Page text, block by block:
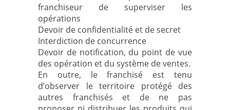
franchiseur de superviser les
opérations
Devoir de confidentialité et de secret
Interdiction de concurrence
Devoir de notification, du point de vue
des opération et du système de ventes.
En outre, le franchisé est tenu
d’observer le territoire protégé des
autres franchisés et de ne pas